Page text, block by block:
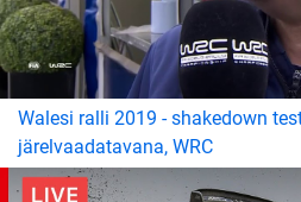
Walesi ralli 2019 - shakedown
järelvaadatavana, WRC